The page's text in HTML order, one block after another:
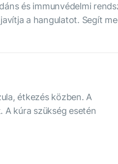
és immunvédelmi
a hangulatot. Segít
étkezés közben. A
kúra szükség esetén